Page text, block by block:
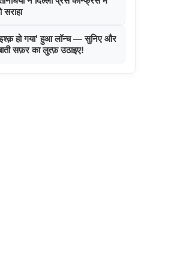
हो गया' हुआ लॉन्च — सुनिए और
सफ़र का लुत्फ़ उठाइए!